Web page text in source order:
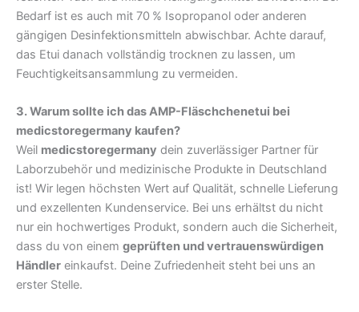
Bedarf ist es auch mit 70 % Isopropanol oder anderen
gängigen Desinfektionsmitteln abwischbar. Achte darauf,
das Etui danach vollständig trocknen zu lassen, um
Feuchtigkeitsansammlung zu vermeiden.
3. Warum sollte ich das AMP-Fläschchenetui bei
medicstoregermany kaufen?
Weil medicstoregermany dein zuverlässiger Partner für
Laborzubehör und medizinische Produkte in Deutschland
ist! Wir legen höchsten Wert auf Qualität, schnelle Lieferung
und exzellenten Kundenservice. Bei uns erhältst du nicht
nur ein hochwertiges Produkt, sondern auch die Sicherheit,
dass du von einem geprüften und vertrauenswürdigen
Händler einkaufst. Deine Zufriedenheit steht bei uns an
erster Stelle.